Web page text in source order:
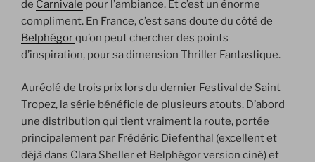
de Carnivale pour l’ambiance. Et c’est un énorme
compliment. En France, c’est sans doute du côté de
Belphégorqu’on peut chercher des points
d’inspiration, pour sa dimension Thriller Fantastique.
Auréolé de trois prix lors du dernier Festival de Saint
Tropez, la série bénéficie de plusieurs atouts. D’abord
une distribution qui tient vraiment la route, portée
principalement par Frédéric Diefenthal (excellent et
déjà dans Clara Sheller et Belphégor version ciné) et